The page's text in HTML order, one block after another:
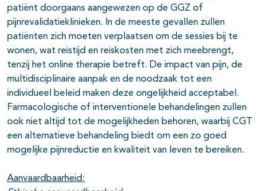
patiënt doorgaans aangewezen op de GGZ of
pijnrevalidatieklinieken. In de meeste gevallen zullen
patiënten zich moeten verplaatsen om de sessies bij te
wonen, wat reistijd en reiskosten met zich meebrengt,
tenzij het online therapie betreft. De impact van pijn, de
multidisciplinaire aanpak en de noodzaak tot een
individueel beleid maken deze ongelijkheid acceptabel.
Farmacologische of interventionele behandelingen zullen
ook niet altijd tot de mogelijkheden behoren, waarbij CGT
een alternatieve behandeling biedt om een zo goed
mogelijke pijnreductie en kwaliteit van leven te bereiken.
Aanvaardbaarheid: